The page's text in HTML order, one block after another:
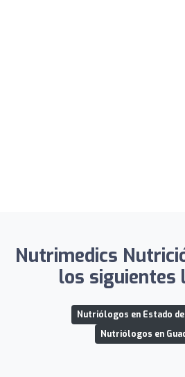
Nutrimedics
los siguientes
Nutriólogos en Estado de
Nutriólogos en